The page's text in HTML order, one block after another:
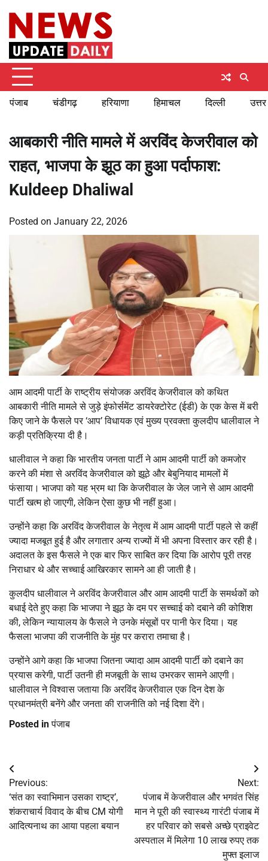
content
पंजाब चंडीगढ़ हरियाणा हिमाचल दिल्ली
आबकारी नीति मामले में अरविंद केजरीवाल को
राहत, भाजपा के झूठ का हुआ पर्दाफाश:
Kuldeep Dhaliwal
Posted on January 22, 2026
आम आदमी पार्टी के राष्ट्रीय संयोजक अरविंद केजरीवाल को कथित
आबकारी नीति मामले से जुड़े इंफोर्समेंट डायरेक्टोरेट (ईडी) के एक केस में बरी
किए जाने के फैसले पर ‘आप’ विधायक एवं मुख्य प्रवक्ता कुलदीप धालीवाल ने
कड़ी प्रतिक्रिया दी है।
धालीवाल ने कहा कि भारतीय जनता पार्टी ने आम आदमी पार्टी को कमजोर
करने की मंशा से अरविंद केजरीवाल को झूठे और बेबुनियाद मामलों में
फंसाया। भाजपा को यह भ्रम था कि केजरीवाल के जेल जाने से आम आदमी
पार्टी खत्म हो जाएगी, लेकिन ऐसा कुछ भी नहीं हुआ।
उन्होंने कहा कि अरविंद केजरीवाल के नेतृत्व में आम आदमी पार्टी पहले से कहीं
ज्यादा मजबूत हुई है और लगातार अन्य राज्यों में भी अपना विस्तार कर रही है।
अदालत के इस फैसले ने एक बार फिर साबित कर दिया कि आरोप पूरी तरह
निराधार थे और सच्चाई आखिरकार सामने आ ही जाती है।
कुलदीप धालीवाल ने अरविंद केजरीवाल और आम आदमी पार्टी के समर्थकों को
बधाई देते हुए कहा कि भाजपा ने झूठ के दम पर सच्चाई को दबाने की कोशिश
की, लेकिन न्यायालय के फैसले ने उनके मंसूबों पर पानी फेर दिया। यह
फैसला भाजपा की राजनीति के मुंह पर करारा तमाचा है।
उन्होंने आगे कहा कि भाजपा जितना ज्यादा आम आदमी पार्टी को दबाने का
प्रयास करेगी, पार्टी उतनी ही मजबूती के साथ उभरकर सामने आएगी।
धालीवाल ने विश्वास जताया कि अरविंद केजरीवाल एक दिन देश के
प्रधानमंत्री बनेंगे और जनता की राजनीति को नई दिशा देंगे।
Posted inपंजाब
Post
navigation
Previous:
‘संत का स्वाभिमान उसका राष्ट्र’,
शंकराचार्य विवाद के बीच CM योगी
आदित्यनाथ का आया पहला बयान
Next:
पंजाब में केजरीवाल और भगवंत सिंह
मान ने पूरी की स्वास्थ्य गारंटी पंजाब में
हर परिवार को सबसे अच्छे प्राइवेट
अस्पताल में मिलेगा 10 लाख रुपए तक
मुफ्त इलाज